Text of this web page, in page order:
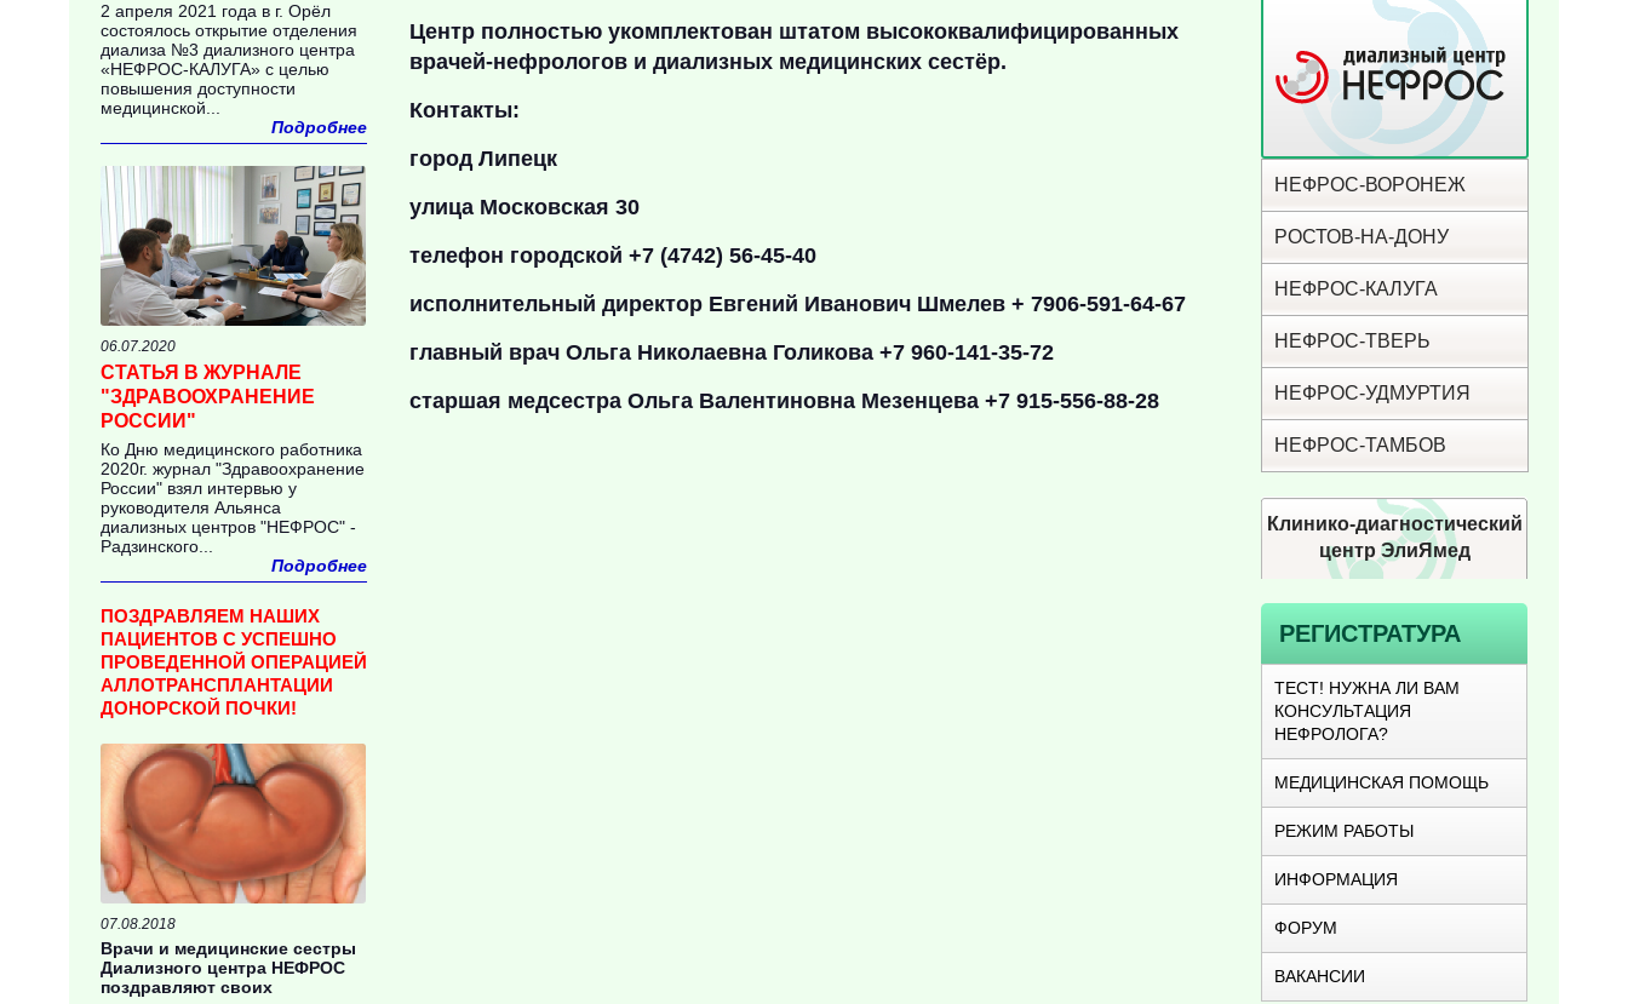
Центр полностью укомплектован штатом высококвалифицированных
врачей-нефрологов и диализных медицинских сестёр.
Контакты:
город Липецк
улица Московская 30
телефон городской +7 (4742) 56-45-40
исполнительный директор Евгений Иванович Шмелев + 7906-591-64-67
главный врач Ольга Николаевна Голикова +7 960-141-35-72
старшая медсестра Ольга Валентиновна Мезенцева +7 915-556-88-28
2 апреля 2021 года в г. Орёл
состоялось открытие отделения
диализа №3 диализного центра
«НЕФРОС-КАЛУГА» с целью
повышения доступности
медицинской...
Подробнее
06.07.2020
СТАТЬЯ В ЖУРНАЛЕ
"ЗДРАВООХРАНЕНИЕ
РОССИИ"
Ко Дню медицинского работника
2020г. журнал "Здравоохранение
России" взял интервью у
руководителя Альянса
диализных центров "НЕФРОС" -
Радзинского...
Подробнее
ПОЗДРАВЛЯЕМ НАШИХ
ПАЦИЕНТОВ С УСПЕШНО
ПРОВЕДЕННОЙ ОПЕРАЦИЕЙ
АЛЛОТРАНСПЛАНТАЦИИ
ДОНОРСКОЙ ПОЧКИ!
07.08.2018
Врачи и медицинские сестры
Диализного центра НЕФРОС
поздравляют своих
НЕФРОС-ВОРОНЕЖ
РОСТОВ-НА-ДОНУ
НЕФРОС-КАЛУГА
НЕФРОС-ТВЕРЬ
НЕФРОС-УДМУРТИЯ
НЕФРОС-ТАМБОВ
Клинико-диагностический
центр ЭлиЯмед
РЕГИСТРАТУРА
ТЕСТ! НУЖНА ЛИ ВАМ
КОНСУЛЬТАЦИЯ
НЕФРОЛОГА?
МЕДИЦИНСКАЯ ПОМОЩЬ
РЕЖИМ РАБОТЫ
ИНФОРМАЦИЯ
ФОРУМ
ВАКАНСИИ